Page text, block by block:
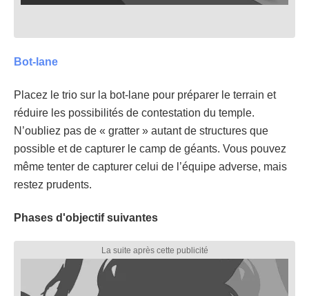
Bot-lane
Placez le trio sur la bot-lane pour préparer le terrain et
réduire les possibilités de contestation du temple.
N’oubliez pas de « gratter » autant de structures que
possible et de capturer le camp de géants. Vous pouvez
même tenter de capturer celui de l’équipe adverse, mais
restez prudents.
Phases d'objectif suivantes